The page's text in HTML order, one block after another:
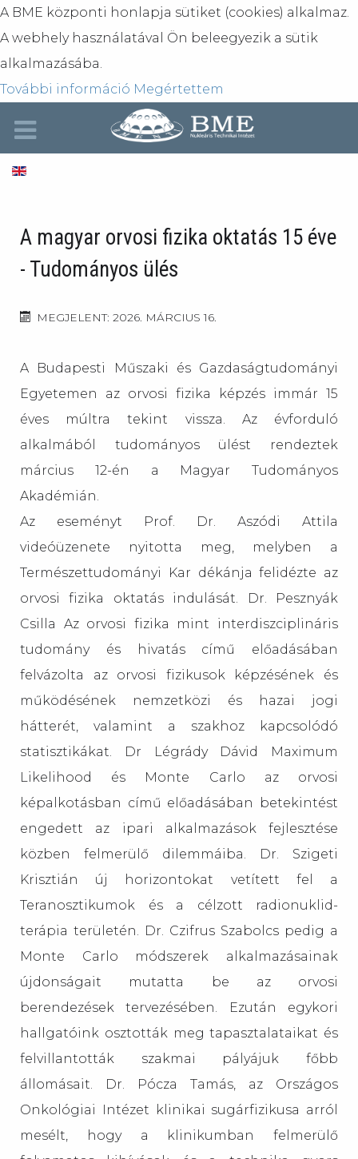
A BME központi honlapja sütiket (cookies) alkalmaz.
A webhely használatával Ön beleegyezik a sütik
alkalmazásába.
További információ Megértettem
A magyar orvosi fizika oktatás 15 éve
- Tudományos ülés
MEGJELENT: 2026. MÁRCIUS 16.
A Budapesti Műszaki és Gazdaságtudományi
Egyetemen az orvosi fizika képzés immár 15
éves múltra tekint vissza. Az évforduló
alkalmából tudományos ülést rendeztek
március 12-én a Magyar Tudományos
Akadémián.
Az eseményt Prof. Dr. Aszódi Attila
videóüzenete nyitotta meg, melyben a
Természettudományi Kar dékánja felidézte az
orvosi fizika oktatás indulását. Dr. Pesznyák
Csilla Az orvosi fizika mint interdiszciplináris
tudomány és hivatás című előadásában
felvázolta az orvosi fizikusok képzésének és
működésének nemzetközi és hazai jogi
hátterét, valamint a szakhoz kapcsolódó
statisztikákat. Dr Légrády Dávid Maximum
Likelihood és Monte Carlo az orvosi
képalkotásban című előadásában betekintést
engedett az ipari alkalmazások fejlesztése
közben felmerülő dilemmáiba. Dr. Szigeti
Krisztián új horizontokat vetített fel a
Teranosztikumok és a célzott radionuklid-
terápia területén. Dr. Czifrus Szabolcs pedig a
Monte Carlo módszerek alkalmazásainak
újdonságait mutatta be az orvosi
berendezések tervezésében. Ezután egykori
hallgatóink osztották meg tapasztalataikat és
felvillantották szakmai pályájuk főbb
állomásait. Dr. Pócza Tamás, az Országos
Onkológiai Intézet klinikai sugárfizikusa arról
mesélt, hogy a klinikumban felmerülő